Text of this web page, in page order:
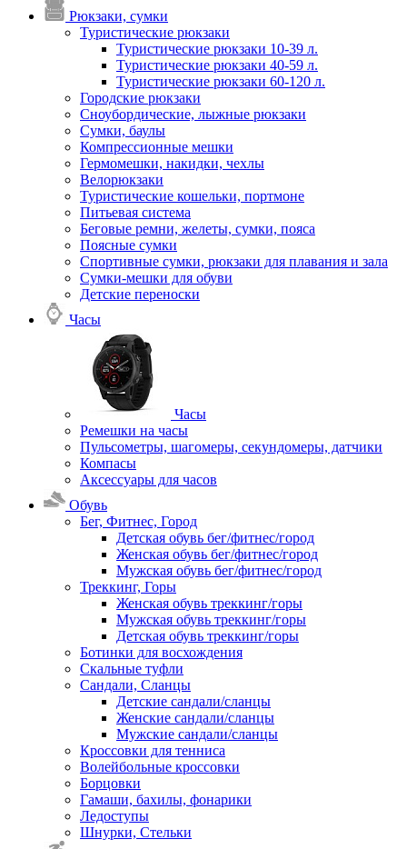
Рюкзаки, сумки
Туристические рюкзаки
Туристические рюкзаки 10-39 л.
Туристические рюкзаки 40-59 л.
Туристические рюкзаки 60-120 л.
Городские рюкзаки
Сноубордические, лыжные рюкзаки
Сумки, баулы
Компрессионные мешки
Гермомешки, накидки, чехлы
Велорюкзаки
Туристические кошельки, портмоне
Питьевая система
Беговые ремни, желеты, сумки, пояса
Поясные сумки
Спортивные сумки, рюкзаки для плавания и зала
Сумки-мешки для обуви
Детские переноски
Часы
Часы
Ремешки на часы
Пульсометры, шагомеры, секундомеры, датчики
Компасы
Аксессуары для часов
Обувь
Бег, Фитнес, Город
Детская обувь бег/фитнес/город
Женская обувь бег/фитнес/город
Мужская обувь бег/фитнес/город
Треккинг, Горы
Женская обувь треккинг/горы
Мужская обувь треккинг/горы
Детская обувь треккинг/горы
Ботинки для восхождения
Скальные туфли
Сандали, Сланцы
Детские сандали/сланцы
Женские сандали/сланцы
Мужские сандали/сланцы
Кроссовки для тенниса
Волейбольные кроссовки
Борцовки
Гамаши, бахилы, фонарики
Ледоступы
Шнурки, Стельки